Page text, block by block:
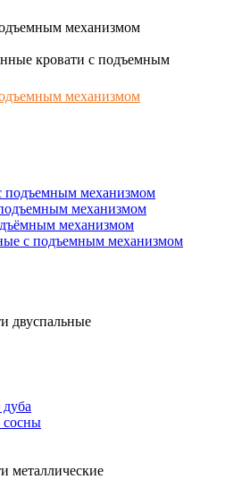
механизмом
кровати с подъемным
механизмом
подъемным механизмом
механизмом
механизмом
с подъемным механизмом
двуспальные
сосны
металлические